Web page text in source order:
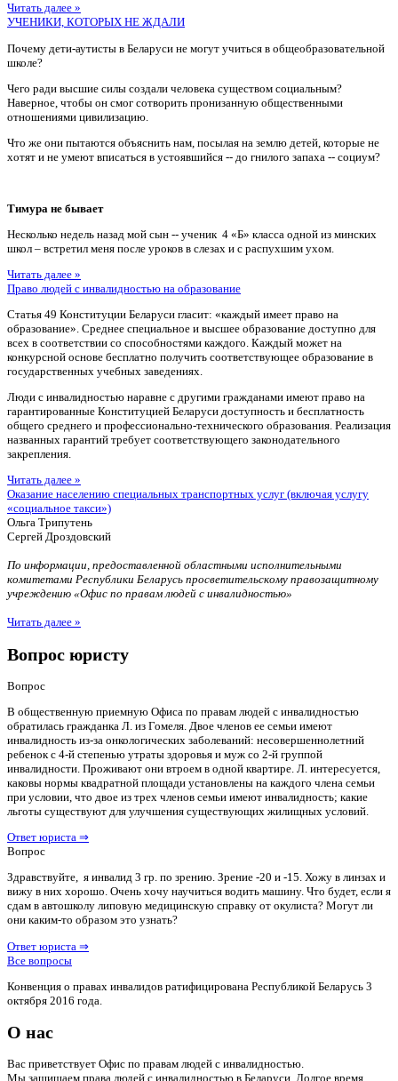
Читать далее »
УЧЕНИКИ, КОТОРЫХ НЕ ЖДАЛИ
Почему дети-аутисты в Беларуси не могут учиться в общеобразовательной
школе?
Чего ради высшие силы создали человека существом социальным?
Наверное, чтобы он смог сотворить пронизанную общественными
отношениями цивилизацию.
Что же они пытаются объяснить нам, посылая на землю детей, которые не
хотят и не умеют вписаться в устоявшийся -- до гнилого запаха -- социум?
Тимура не бывает
Несколько недель назад мой сын -- ученик 4 «Б» класса одной из минских
школ – встретил меня после уроков в слезах и с распухшим ухом.
Читать далее »
Право людей с инвалидностью на образование
Статья 49 Конституции Беларуси гласит: «каждый имеет право на
образование». Среднее специальное и высшее образование доступно для
всех в соответствии со способностями каждого. Каждый может на
конкурсной основе бесплатно получить соответствующее образование в
государственных учебных заведениях.
Люди с инвалидностью наравне с другими гражданами имеют право на
гарантированные Конституцией Беларуси доступность и бесплатность
общего среднего и профессионально-технического образования. Реализация
названных гарантий требует соответствующего законодательного
закрепления.
Читать далее »
Оказание населению специальных транспортных услуг (включая услугу
«социальное такси»)
Ольга Трипутень
Сергей Дроздовский
По информации, предоставленной областными исполнительными
комитетами Республики Беларусь просветительскому правозащитному
учреждению «Офис по правам людей с инвалидностью»
Читать далее »
Вопрос юристу
Вопрос
В общественную приемную Офиса по правам людей с инвалидностью
обратилась гражданка Л. из Гомеля. Двое членов ее семьи имеют
инвалидность из-за онкологических заболеваний: несовершеннолетний
ребенок с 4-й степенью утраты здоровья и муж со 2-й группой
инвалидности. Проживают они втроем в одной квартире. Л. интересуется,
каковы нормы квадратной площади установлены на каждого члена семьи
при условии, что двое из трех членов семьи имеют инвалидность; какие
льготы существуют для улучшения существующих жилищных условий.
Ответ юриста ⇒
Вопрос
Здравствуйте, я инвалид 3 гр. по зрению. Зрение -20 и -15. Хожу в линзах и
вижу в них хорошо. Очень хочу научиться водить машину. Что будет, если я
сдам в автошколу липовую медицинскую справку от окулиста? Могут ли
они каким-то образом это узнать?
Ответ юриста ⇒
Все вопросы
Конвенция о правах инвалидов ратифицирована Республикой Беларусь 3
октября 2016 года.
О нас
Вас приветствует Офис по правам людей с инвалидностью.
Мы защищаем права людей с инвалидностью в Беларуси. Долгое время